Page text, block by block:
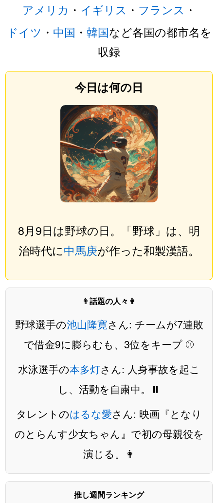
アメリカ ・ イギリス ・ フランス ・
ドイツ ・ 中国 ・ 韓国など各国の都市名を
収録
今日は何の日
8月9日は野球の日。「野球」は、明
治時代に中馬庚が作った和製漢語。
👨話題の人々👩
野球選手の池山隆寛さん: チームが7連敗
で借金9に膨らむも、3位をキープ ⚾️
水泳選手の本多灯さん: 人身事故を起こ
し、活動を自粛中。⏸️
タレントのはるな愛さん: 映画『となり
のとらんす少女ちゃん』で初の母親役を
演じる。👩
推し週間ランキング